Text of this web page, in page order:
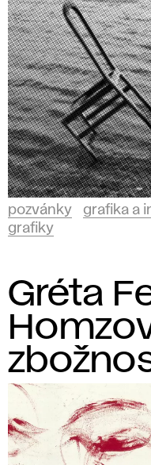
pozvánky grafika a
grafiky
Gréta